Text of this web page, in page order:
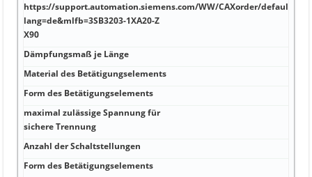
https://support.automation.siemens.com/WW/CAXorder/
lang=de&mlfb=3SB3203-1XA20-Z
X90
Dämpfungsmaß je Länge
Material des Betätigungselements
Form des Betätigungselements
maximal zulässige Spannung für
sichere Trennung
Anzahl der Schaltstellungen
Form des Betätigungselements